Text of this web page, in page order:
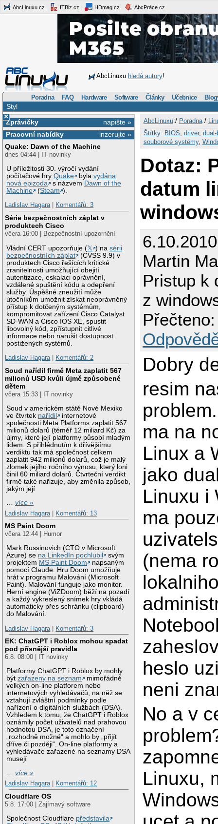
AbcLinuxu.cz ITBiz.cz HDmag.cz AbcPráce.cz
AbcLinuxu hledá autory!
Poradna FAQ Hardware Software Články Učebnice
Styl
×
napište »
Zprávičky
inzerujte »
Pracovní nabídky
Quake: Dawn of the Machine
dnes 04:44 | IT novinky
U příležitosti 30. výročí vydání
počítačové hryQuake bylavydána
nová epizoda
s názvem Dawn of the
Machine
(Steam ).
Ladislav Hagara| Komentářů: 3
Série bezpečnostních záplat v
produktech Cisco
včera 16:00 | Bezpečnostní upozornění
Vládní CERT upozorňuje (𝕏 ) nasérii
bezpečnostních záplat
(CVSS 9.9) v
produktech Cisco řešících kritické
zranitelnosti umožňující obejití
autentizace, eskalaci oprávnění,
vzdálené spuštění kódu a odepření
služby. Úspěšné zneužití může
útočníkům umožnit získat neoprávněný
přístup k dotčeným systémům,
kompromitovat zařízení Cisco Catalyst
SD-WAN a Cisco IOS XE, spustit
libovolný kód, zpřístupnit citlivé
informace nebo narušit dostupnost
postižených systémů.
Ladislav Hagara| Komentářů: 2
Soud nařídil firmě Meta zaplatit 567
milionů USD kvůli újmě způsobené
dětem
včera 15:33 | IT novinky
Soud v americkém státě Nové Mexiko
ve čtvrtek nařídil
internetové
společnosti Meta Platforms zaplatit 567
milionů dolarů (téměř 12 miliard Kč) za
újmy, které její platformy působí mladým
lidem. S přihlédnutím k dřívějšímu
verdiktu tak má společnost celkem
zaplatit 942 milionů dolarů, což je malý
zlomek jejího ročního výnosu, který loni
činil 60 miliard dolarů. Čtvrteční verdikt
firmě také nařizuje, aby změnila způsob,
jakým její
…více »
Ladislav Hagara
Komentářů: 13
MS Paint Doom
včera 12:44 | Humor
Mark Russinovich (CTO v Microsoft
Azure) se na LinkedIn pochlubil
svým
projektem MS Paint Doom
napsaným
pomocí Claude. Hru Doom umožňuje
hrát v programu Malování (Microsoft
Paint). Malování funguje jako monitor.
Herní engine (ViZDoom) běží na pozadí
a každý vykreslený snímek hry vkládá
automaticky přes schránku (clipboard)
do Malování.
Ladislav Hagara
Komentářů: 3
EK: ChatGPT i Roblox mohou spadat
pod přísnější pravidla
6.8. 08:00 | IT novinky
Platformy ChatGPT i Roblox by mohly
býtzařazeny na seznam
mimořádně
velkých on-line platforem nebo
internetových vyhledávačů, na něž se
vztahují zvláštní podmínky podle
nařízení o digitálních službách (DSA).
Vzhledem k tomu, že ChatGPT i Roblox
oznámily počet uživatelů nad prahovou
hodnotou DSA, je toto označení
„rozhodně možné“ a mohlo by „přijít
dříve či později“. On-line platformy a
vyhledávače zařazené na seznamy DSA
musejí
…více »
Ladislav Hagara| Komentářů: 12
Cloudflare OS
5.8. 17:00 | Zajímavý software
Společnost Cloudflare představila
AbcLinuxu:/ Poradna/
Štítky: BIOS driver, dual-
souborové systémy,
Dotaz:
datum
Martin
Pristup k
z
Dobry
resim
ma na
Linux a
jako
Linuxu i
ma
(nema
heslo
neni
No a v
Linuxu,